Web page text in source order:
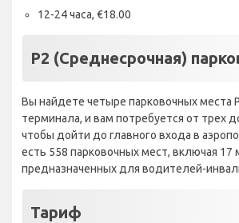
12-24 часа, €18.00
P2 (Среднесрочная)
Вы найдете четыре парковочных места
терминала, и вам потребуется от трех
чтобы дойти до главного входа в
есть 558 парковочных мест, включая 17
предназначенных для водителей-
Тариф